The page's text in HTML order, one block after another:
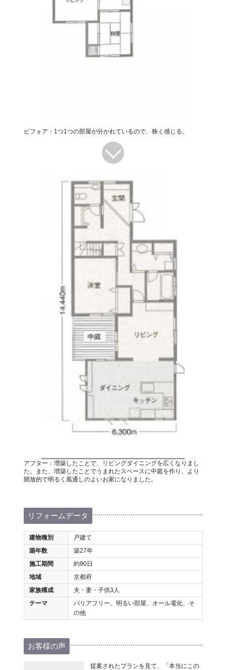
ビフォア：1つ1つの部屋が分かれているので、狭く感じる。
アフター：増築したことで、リビングダイニングを広くなりまし
た。また、増築したことでうまれたスペースに中庭を作り、より
開放的で明るく風通しのよいお家になりました。
リフォームデータ
建物種別
戸建て
築年数
築27年
施工期間
約90日
地域
京都府
家族構成
夫・妻・子供3人
テーマ
バリアフリー、明るい部屋、オール電化、そ
の他
お客様の声
提案されたプランを見て、「本当にこの